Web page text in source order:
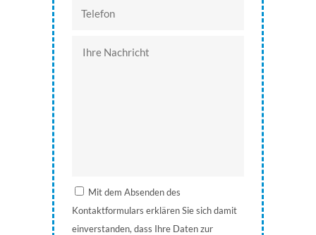
Mit dem Absenden des
Kontaktformulars erklären Sie sich damit
einverstanden, dass Ihre Daten zur